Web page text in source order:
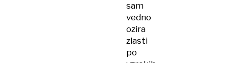
sam
vedno
ozira
zlasti
po